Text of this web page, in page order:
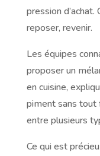
pression d’achat.
reposer, revenir.
Les équipes
proposer un
en cuisine,
piment sans tout
entre plusieurs
Ce qui est